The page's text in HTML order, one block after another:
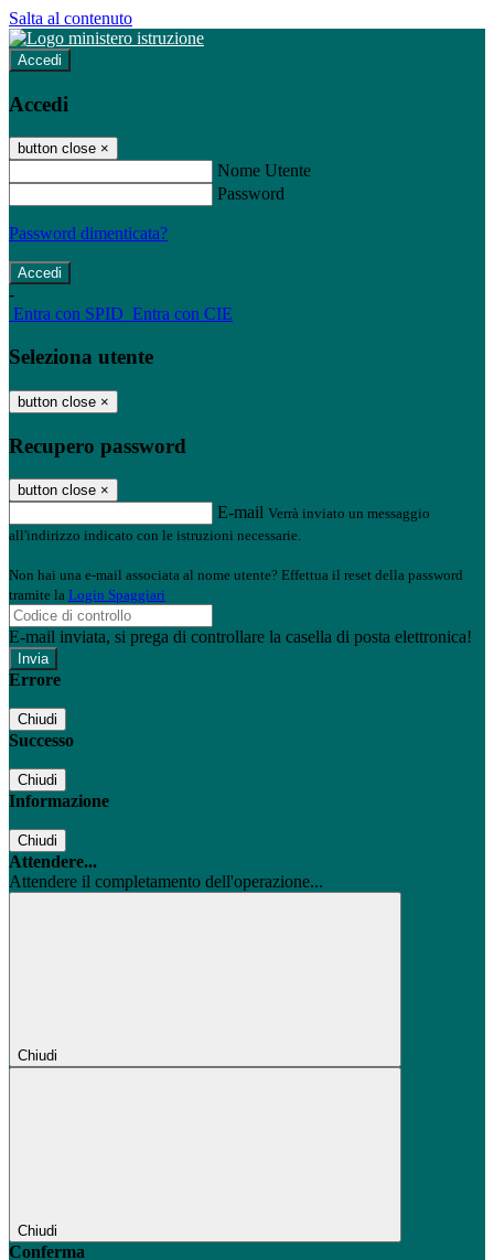
Salta al contenuto
Accedi
Accedi
button close ×
Nome Utente
Password
Password dimenticata?
-
Entra con SPID Entra con CIE
Seleziona utente
button close ×
Recupero password
button close ×
E-mail Verrà inviato un messaggio
all'indirizzo indicato con le istruzioni necessarie.
Non hai una e-mail associata al nome utente? Effettua il reset della password
tramite la Login Spaggiari
E-mail inviata, si prega di controllare la casella di posta elettronica!
Errore
Chiudi
Successo
Chiudi
Informazione
Chiudi
Attendere...
Attendere il completamento dell'operazione...
Chiudi
Chiudi
Conferma